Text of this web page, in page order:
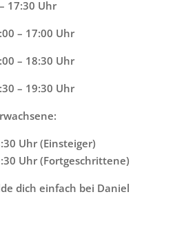
17:30 Uhr
– 17:00 Uhr
– 18:30 Uhr
– 19:30 Uhr
Uhr (Einsteiger)
Uhr (Fortgeschrittene)
dich einfach bei Daniel